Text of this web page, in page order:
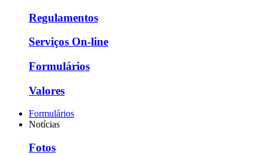
Regulamentos
Serviços On-line
Formulários
Valores
Formulários
Notícias
Fotos